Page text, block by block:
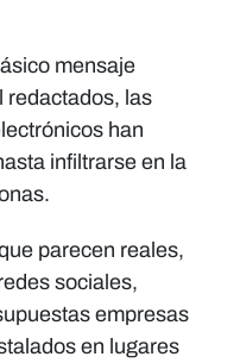
mensaje
redactados, las
han
infiltrarse en la
parecen reales,
sociales,
empresas
en lugares